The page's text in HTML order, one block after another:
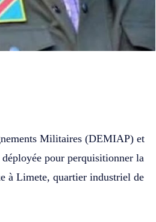
Militaires (DEMIAP) et
pour perquisitionner la
à Limete, quartier industriel de